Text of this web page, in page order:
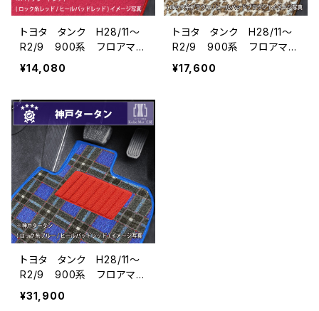
トヨタ タンク H28/11〜
R2/9 900系 フロアマッ
ト一式 カーマット ハイグ
レードタイプ
¥14,080
トヨタ タンク H28/11〜
R2/9 900系 フロアマッ
ト一式 カーマット スペ
シャルタイプ
¥17,600
トヨタ タンク H28/11〜
R2/9 900系 フロアマッ
ト一式 カーマット 神戸
タータン 特別受注生産品
¥31,900